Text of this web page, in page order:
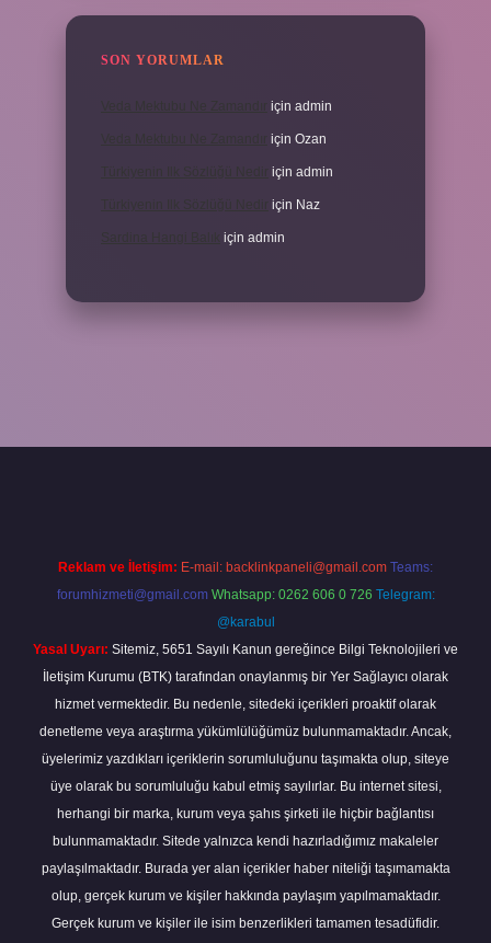
SON YORUMLAR
için admin
için Ozan
için admin
için Naz
için admin
Reklam ve İletişim: E-mail: backlinkpaneli@gmail.com Teams:
forumhizmeti@gmail.com Whatsapp: 0262 606 0 726 Telegram:
@karabul
Yasal Uyarı: Sitemiz, 5651 Sayılı Kanun gereğince Bilgi Teknolojileri ve
İletişim Kurumu (BTK) tarafından onaylanmış bir Yer Sağlayıcı olarak
hizmet vermektedir. Bu nedenle, sitedeki içerikleri proaktif olarak
denetleme veya araştırma yükümlülüğümüz bulunmamaktadır. Ancak,
üyelerimiz yazdıkları içeriklerin sorumluluğunu taşımakta olup, siteye
üye olarak bu sorumluluğu kabul etmiş sayılırlar. Bu internet sitesi,
herhangi bir marka, kurum veya şahıs şirketi ile hiçbir bağlantısı
bulunmamaktadır. Sitede yalnızca kendi hazırladığımız makaleler
paylaşılmaktadır. Burada yer alan içerikler haber niteliği taşımamakta
olup, gerçek kurum ve kişiler hakkında paylaşım yapılmamaktadır.
Gerçek kurum ve kişiler ile isim benzerlikleri tamamen tesadüfidir.